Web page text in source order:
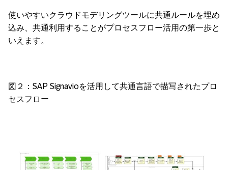
使いやすいクラウドモデリングツールに共通ルールを埋め
込み、共通利用することがプロセスフロー活用の第一歩と
いえます。
図２：SAP Signavioを活用して共通言語で描写されたプロ
セスフロー